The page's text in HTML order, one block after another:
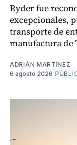
Ryder fue
excepcionales,
transporte de
manufactura de
ADRIÁN MARTÍNEZ
6 agosto 2026